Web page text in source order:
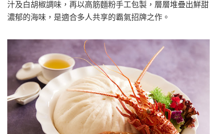
汁及白胡椒調味，再以高筋麵粉手工包製，層層堆疊出鮮甜
濃郁的海味，是適合多人共享的霸氣招牌之作。